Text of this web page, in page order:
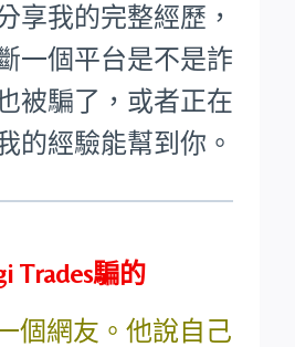
享我的完整經歷，
一個平台是不是詐
被騙了，或者正在
的經驗能幫到你。
Trades騙的
個網友。他說自己